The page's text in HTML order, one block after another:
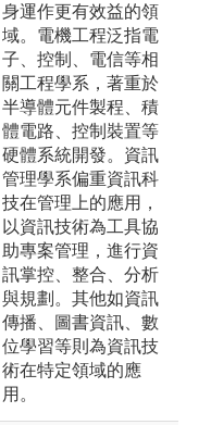
身運作更有效益的領
域。電機工程泛指電
子、控制、電信等相
關工程學系，著重於
半導體元件製程、積
體電路、控制裝置等
硬體系統開發。資訊
管理學系偏重資訊科
技在管理上的應用，
以資訊技術為工具協
助專案管理，進行資
訊掌控、整合、分析
與規劃。其他如資訊
傳播、圖書資訊、數
位學習等則為資訊技
術在特定領域的應
用。